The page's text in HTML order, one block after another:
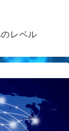
レベル